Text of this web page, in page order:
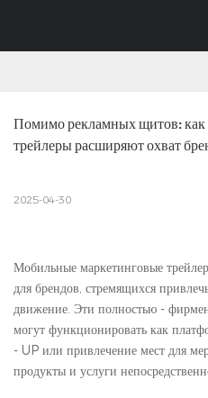
Помимо рекламных щитов:
трейлеры расширяют охват
2025-04-30
Мобильные маркетинговые
для брендов, стремящихся
движение. Эти полностью -
могут функционировать как
- UP или привлечение мест для
продукты и услуги